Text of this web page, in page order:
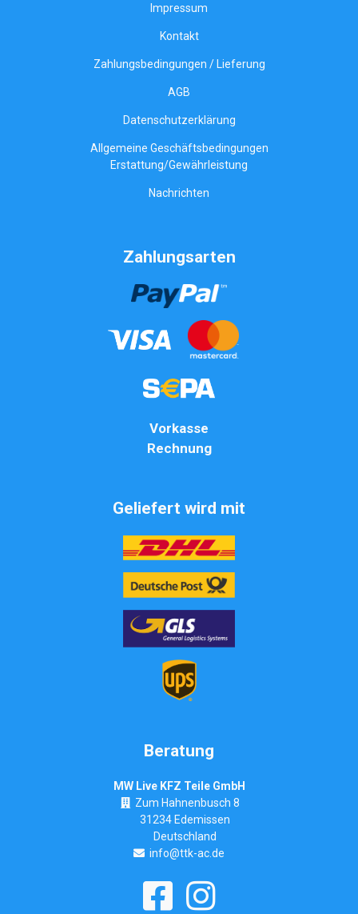
Impressum
Kontakt
Zahlungsbedingungen / Lieferung
AGB
Datenschutzerklärung
Allgemeine Geschäftsbedingungen
Erstattung/Gewährleistung
Nachrichten
Zahlungsarten
Vorkasse
Rechnung
Geliefert wird mit
Beratung
MW Live KFZ Teile GmbH
Zum Hahnenbusch 8
31234 Edemissen
Deutschland
info@ttk-ac.de